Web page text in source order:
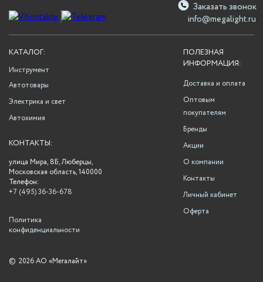
info@megalight.ru
Заказать звонок
ПОЛЕЗНАЯ
ИНФОРМАЦИЯ:
Доставка и оплата
Оптовым
покупателям
Бренды
Акции
О компании
Контакты
Личный кабинет
Оферта
КАТАЛОГ:
Инструмент
Автотовары
Электрика и свет
Автохимия
КОНТАКТЫ:
улица Мира, 8Б, Люберцы,
Московская область, 140000
Телефон:
+7 (495) 36-36-678
Политика
конфиденциальности
© 2026 АО «Мегалайт»